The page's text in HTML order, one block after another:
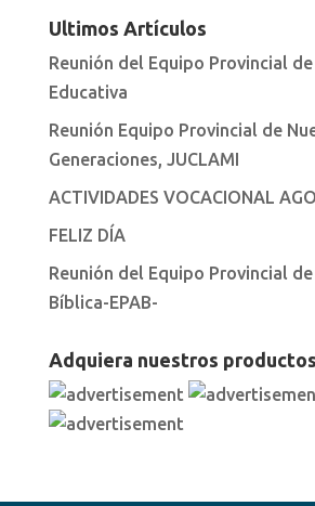
Ultimos Artículos
Reunión del Equipo Provincial
Educativa
Reunión Equipo Provincial de
Generaciones, JUCLAMI
ACTIVIDADES VOCACIONAL
FELIZ DÍA
Reunión del Equipo Provincial
Bíblica-EPAB-
Adquiera nuestros productos